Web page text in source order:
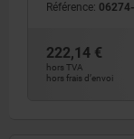
Référence:
222,14 €
hors TVA
hors frais d’envoi